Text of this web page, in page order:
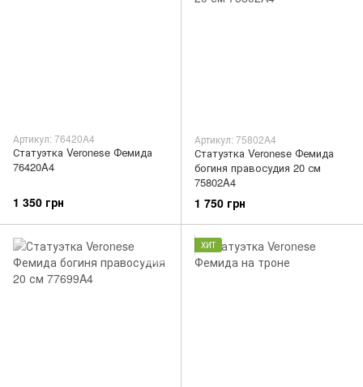
Артикул: 76420A4
Статуэтка Veronese Фемида
76420A4
1 350 грн
Артикул: 75802A4
Статуэтка Veronese Фемида
богиня правосудия 20 см
75802A4
1 750 грн
ХИТ